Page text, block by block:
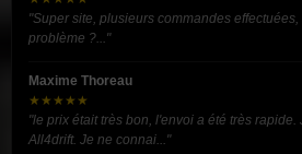
"Super site, plusieurs commandes
problème ?..."
Maxime Thoreau
★★★★★
"le prix était très bon, l'envoi a été très
All4drift. Je ne connai..."